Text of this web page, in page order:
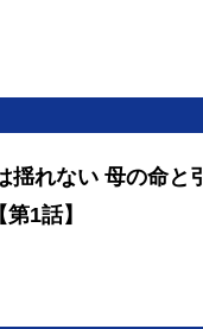
れない 母の命と
1話】